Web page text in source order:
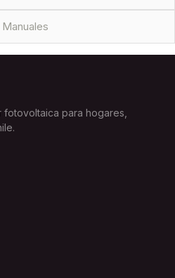
Manuales
para hogares,